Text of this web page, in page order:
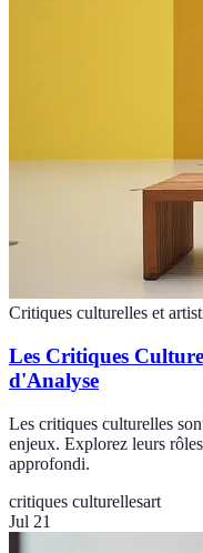
Critiques culturelles et
Les Critiques
d'Analyse
Les critiques culturelles
enjeux. Explorez leurs
approfondi.
critiques culturellesart
Jul 21